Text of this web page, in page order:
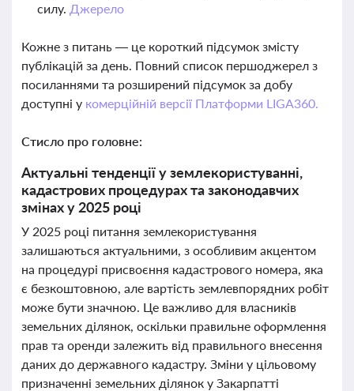
силу. Джерело
Кожне з питань — це короткий підсумок змісту
публікацій за день. Повний список першоджерел з
посиланнями та розширений підсумок за добу
доступні у комерційній версії Платформи LIGA360.
Стисло про головне:
Актуальні тенденції у землекористуванні,
кадастрових процедурах та законодавчих
змінах у 2025 році
У 2025 році питання землекористування
залишаються актуальними, з особливим акцентом
на процедурі присвоєння кадастрового номера, яка
є безкоштовною, але вартість землевпорядних робіт
може бути значною. Це важливо для власників
земельних ділянок, оскільки правильне оформлення
прав та оренди залежить від правильного внесення
даних до державного кадастру. Зміни у цільовому
призначенні земельних ділянок у Закарпатті